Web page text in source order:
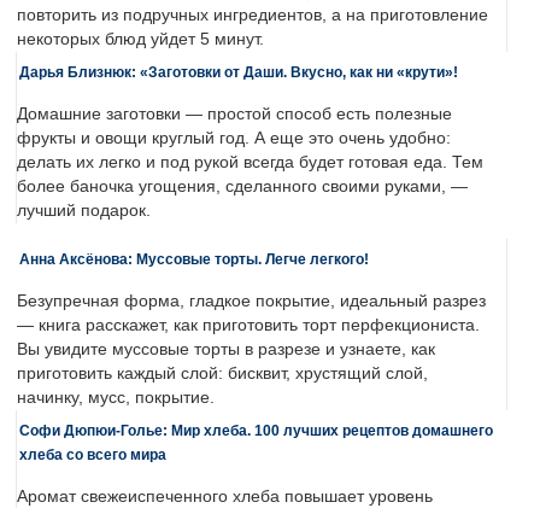
повторить из подручных ингредиентов, а на приготовление
некоторых блюд уйдет 5 минут.
Дарья Близнюк: «Заготовки от Даши. Вкусно, как ни «крути»!
Домашние заготовки — простой способ есть полезные
фрукты и овощи круглый год. А еще это очень удобно:
делать их легко и под рукой всегда будет готовая еда. Тем
более баночка угощения, сделанного своими руками, —
лучший подарок.
Анна Аксёнова: Муссовые торты. Легче легкого!
Безупречная форма, гладкое покрытие, идеальный разрез
— книга расскажет, как приготовить торт перфекциониста.
Вы увидите муссовые торты в разрезе и узнаете, как
приготовить каждый слой: бисквит, хрустящий слой,
начинку, мусс, покрытие.
Софи Дюпюи-Голье: Мир хлеба. 100 лучших рецептов домашнего
хлеба со всего мира
Аромат свежеиспеченного хлеба повышает уровень